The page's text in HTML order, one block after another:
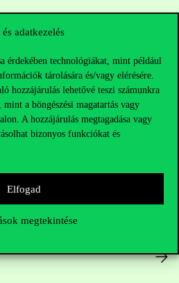
és adatkezelés
érdekében technológiákat, mint például
tárolására és/vagy elérésére.
hozzájárulás lehetővé teszi számunkra
a böngészési magatartás vagy
A hozzájárulás megtagadása vagy
bizonyos funkciókat és
Elfogad
megtekintése